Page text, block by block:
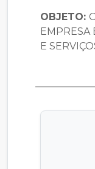
OBJETO:
EMPRESA
E